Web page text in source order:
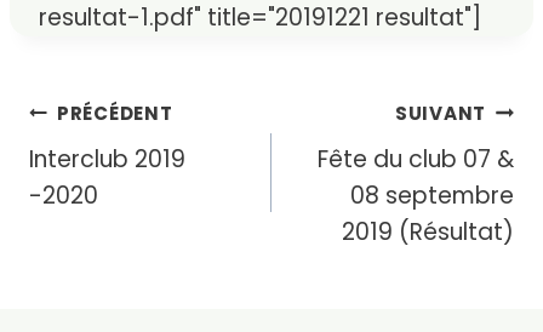
resultat-1.pdf" title="20191221 resultat"]
Navigation
de
PRÉCÉDENT
Interclub 2019
-2020
SUIVANT
Fête du club 07 &
08 septembre
2019 (Résultat)